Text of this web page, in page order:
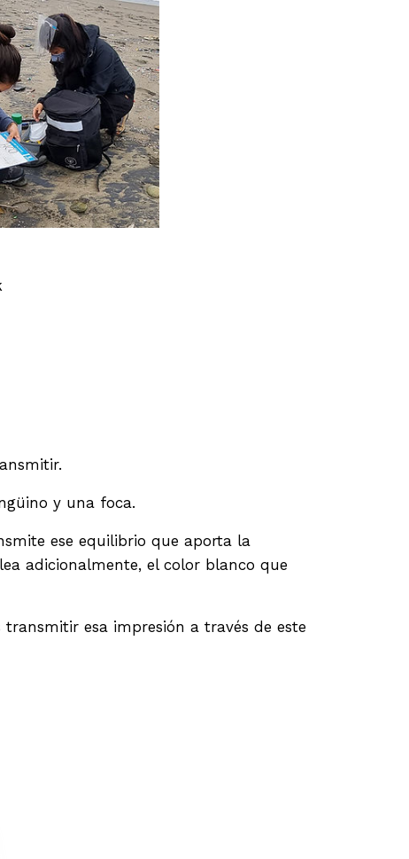
y una foca.
ese equilibrio que aporta la
adicionalmente, el color blanco que
esa impresión a través de este